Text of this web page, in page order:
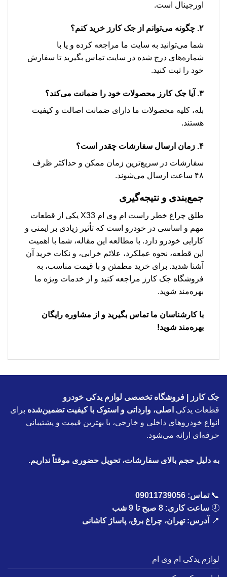
اورجینال است.
۲. چگونه می‌توانم از جک کارز خرید کنم؟
شما می‌توانید به سایت ما مراجعه کرده و یا با
شماره‌های درج شده در سایت تماس بگیرید تا سفارش
خود را ثبت کنید.
۳. آیا جک کارز محصولات خود را ضمانت می‌کند؟
بله، کلیه محصولات ما دارای ضمانت اصالت و کیفیت
هستند.
۴. زمان ارسال سفارشات چقدر است؟
سفارشات در سریع‌ترین زمان ممکن و حداکثر ظرف
۴۸ ساعت ارسال می‌شوند.
جمع‌بندی و نتیجه‌گیری
طلق چراغ خطر راست ام وی ام X33 یکی از قطعات
مهم و اساسی در خودرو است که تأثیر زیادی بر ایمنی و
کارایی خودرو دارد. با مطالعه این مقاله، شما با اهمیت
این قطعه، نحوه عملکرد، علائم خرابی، و نکات خرید آن
آشنا شدید. برای خرید مطمئن و با قیمت مناسب، به
فروشگاه جک کارز مراجعه کنید و از خدمات ویژه ما
بهره‌مند شوید.
با کارشناسان ما تماس بگیرید و از مشاوره رایگان
بهره‌مند شوید!
جک کارز | فروشگاه تخصصی لوازم یدکی خودرو
قطعات یدکی اصلی، وارداتی و استوک با کیفیت تضمین‌شده برای
انواع خودروهای داخلی و خارجی، با بهترین قیمت و پشتیبانی
حرفه‌ای ارائه می‌شود.
به دلیل حجم بالای سفارشات، تحویل حضوری موقتاً نداریم.
📞تماس: 09011739056
🕗 ساعت کاری: 8 صبح تا 9 شب
📍
آدرس: تهران، چراغ برق، پاساژ کاشانی
لوازم یدکی ام وی ام